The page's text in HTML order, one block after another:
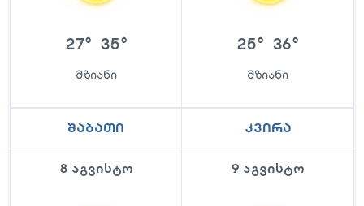
27° 35°
მზიანი
25° 36°
მზიანი
შაბათი
8 აგვისტო
კვირა
9 აგვისტო